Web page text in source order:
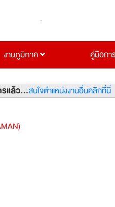
งานภูมิภาค คู่มือกา
แล้ว...สนใจตำแหน่งงานอื่นคลิกที่นี่